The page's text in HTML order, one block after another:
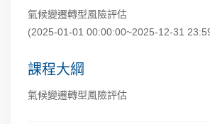
氣候變遷轉型風險評估
(2025-01-01 00:00:00~2025-12-31
課程大綱
氣候變遷轉型風險評估